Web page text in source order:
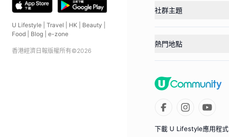
U Lifestyle Travel HK Beauty
Food
Blog e-zone
香港經濟日報版權所有©2026
社群主題
熱門地點
下載 U Lifestyle應用程式